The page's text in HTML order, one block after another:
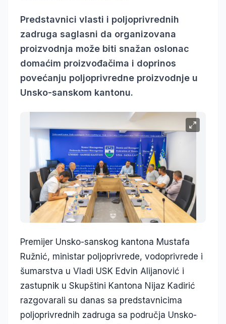
Predstavnici vlasti i poljoprivrednih
zadruga saglasni da organizovana
proizvodnja može biti snažan oslonac
domaćim proizvođačima i doprinos
povećanju poljoprivredne proizvodnje u
Unsko-sanskom kantonu.
Premijer Unsko-sanskog kantona Mustafa
Ružnić, ministar poljoprivrede, vodoprivrede i
šumarstva u Vladi USK Edvin Alijanović i
zastupnik u Skupštini Kantona Nijaz Kadirić
razgovarali su danas sa predstavnicima
poljoprivrednih zadruga sa područja Unsko-